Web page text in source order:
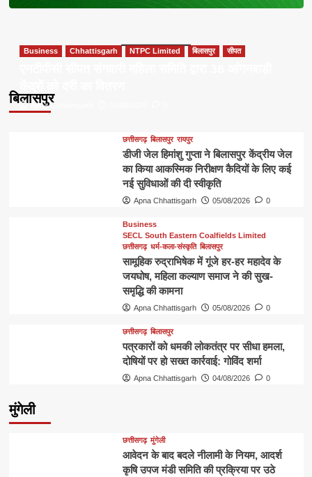
बिलासपुर
Business Chhattisgarh NTPC Limited बिलासपुर सीपत
Apna Chhattisgarh
छत्तीसगढ़ बिलासपुर रायपुर
डीजी जेल हिमांशु गुप्ता ने बिलासपुर केंद्रीय जेल
का किया आकस्मिक निरीक्षण कैदियों के लिए कई
नई सुविधाओं की दी स्वीकृति
Apna Chhattisgarh 05/08/2026 0
Business
SECL South Eastern Coalfields Limited
छत्तीसगढ़ धर्म-कला-संस्कृति बिलासपुर
सामूहिक रुद्राभिषेक में गूंजे हर-हर महादेव के
जयघोष, महिला कल्याण समाज ने की सुख-
समृद्धि की कामना
Apna Chhattisgarh 05/08/2026 0
छत्तीसगढ़ बिलासपुर
पत्रकारों को धमकी लोकतंत्र पर सीधा हमला,
दोषियों पर हो सख्त कार्रवाई: गोविंद शर्मा
Apna Chhattisgarh 04/08/2026 0
मुंगेली
छत्तीसगढ़ मुंगेली
आवेदन के बाद बदले नीलामी के नियम, आदर्श
कृषि उपज मंडी समिति की प्रक्रिया पर उठे